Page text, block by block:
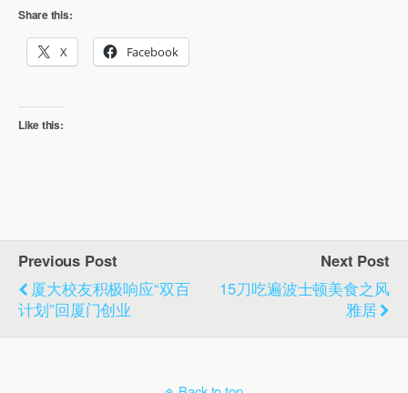
Share this:
X Facebook
Like this:
Previous Post
厦大校友积极响应“双百
计划”回厦门创业
Next Post
15刀吃遍波士顿美食之风
雅居